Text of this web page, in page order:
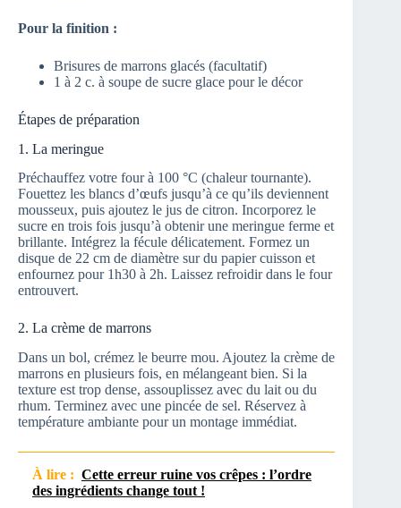
Pour la finition :
Brisures de marrons glacés (facultatif)
1 à 2 c. à soupe de sucre glace pour le décor
Étapes de préparation
1. La meringue
Préchauffez votre four à 100 °C (chaleur tournante).
Fouettez les blancs d’œufs jusqu’à ce qu’ils deviennent
mousseux, puis ajoutez le jus de citron. Incorporez le
sucre en trois fois jusqu’à obtenir une meringue ferme et
brillante. Intégrez la fécule délicatement. Formez un
disque de 22 cm de diamètre sur du papier cuisson et
enfournez pour 1h30 à 2h. Laissez refroidir dans le four
entrouvert.
2. La crème de marrons
Dans un bol, crémez le beurre mou. Ajoutez la crème de
marrons en plusieurs fois, en mélangeant bien. Si la
texture est trop dense, assouplissez avec du lait ou du
rhum. Terminez avec une pincée de sel. Réservez à
température ambiante pour un montage immédiat.
À lire : Cette erreur ruine vos crêpes : l’ordre
des ingrédients change tout !